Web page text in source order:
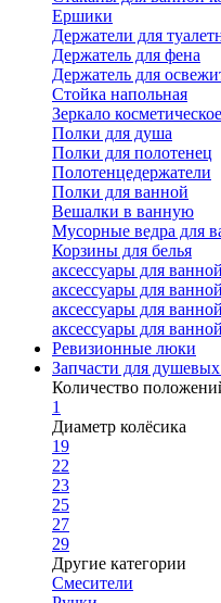
Ершики
Держатели для
Держатель для фена
Держатель для
Стойка напольная
Зеркало косметическое
Полки для душа
Полки для полотенец
Полотенцедержатели
Полки для ванной
Вешалки в ванную
Мусорные ведра для
Корзины для белья
аксессуары для
аксессуары для
аксессуары для
аксессуары для
Ревизионные люки
Запчасти для
Количество
1
Диаметр колёсика
19
22
23
25
27
29
Другие категории
Смесители